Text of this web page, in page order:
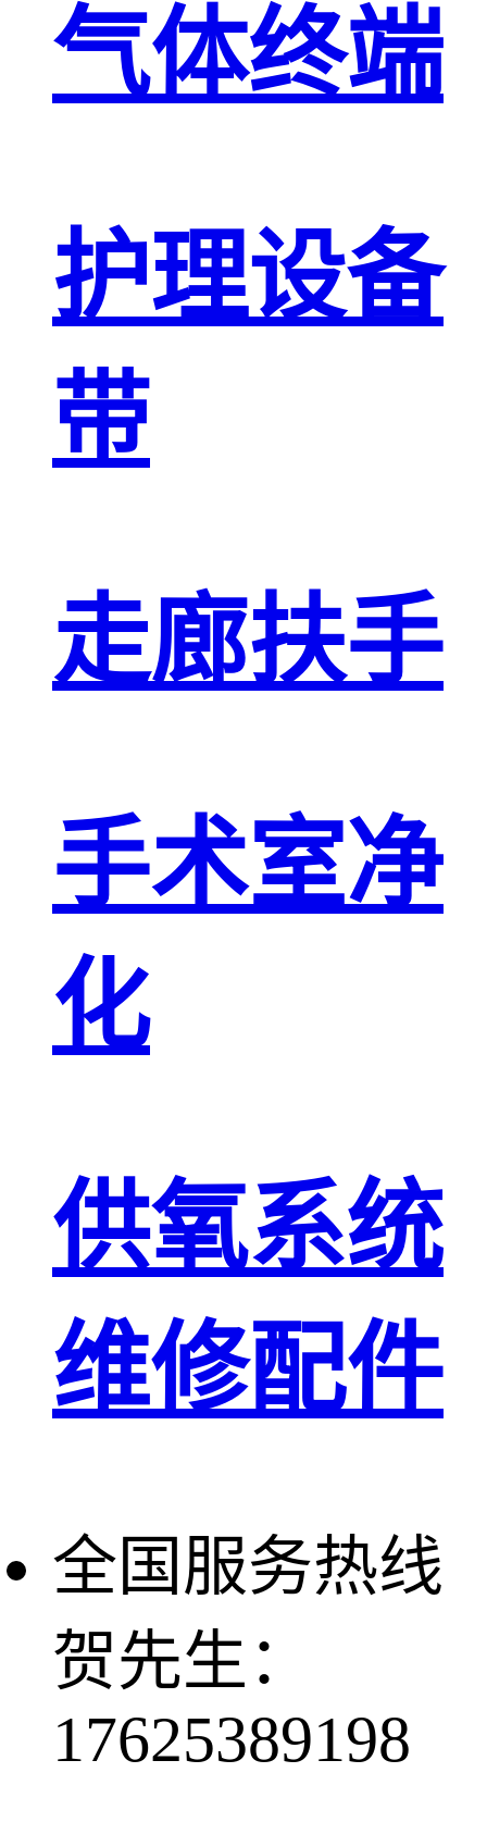
气体终端
护理设备
带
走廊扶手
手术室净
化
供氧系统
维修配件
全国服务热线
贺先生：
17625389198